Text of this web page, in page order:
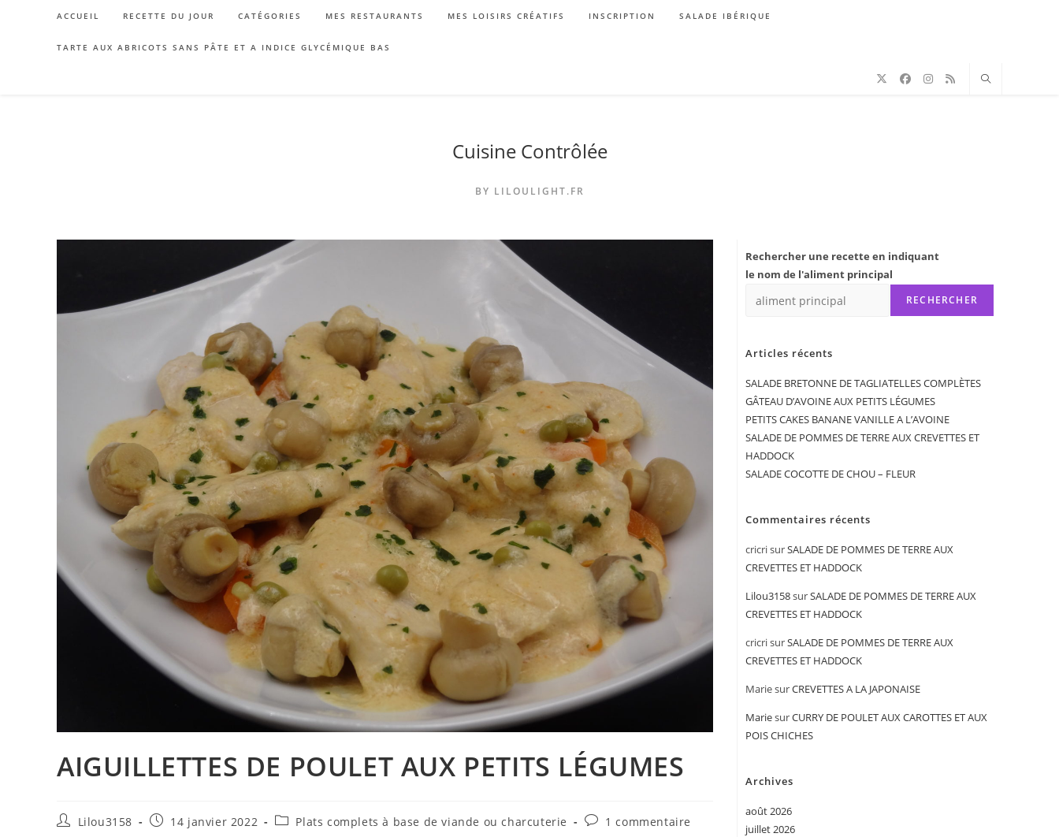
ACCUEIL RECETTE DU JOUR CATÉGORIES MES RESTAURANTS MES LOISIRS CRÉATIFS INSCRIPTION SALADE IBÉRIQUE
TARTE AUX ABRICOTS SANS PÂTE ET A INDICE GLYCÉMIQUE BAS
Cuisine Contrôlée
BY LILOULIGHT.FR
AIGUILLETTES DE POULET AUX PETITS LÉGUMES
Auteur/autrice
Lilou3158
Publication
14 janvier 2022
PostPlats complets à base de viande ou charcuterie
Commentaires
1 commentaire
Rechercher une recette en indiquant
le nom de l'aliment principal
RECHERCHER
Articles récents
SALADE BRETONNE DE TAGLIATELLES COMPLÈTES
GÂTEAU D’AVOINE AUX PETITS LÉGUMES
PETITS CAKES BANANE VANILLE A L’AVOINE
SALADE DE POMMES DE TERRE AUX CREVETTES ET
HADDOCK
SALADE COCOTTE DE CHOU – FLEUR
Commentaires récents
cricrisurSALADE DE POMMES DE TERRE AUX
CREVETTES ET HADDOCK
Lilou3158surSALADE DE POMMES DE TERRE AUX
CREVETTES ET HADDOCK
cricrisurSALADE DE POMMES DE TERRE AUX
CREVETTES ET HADDOCK
MariesurCREVETTES A LA JAPONAISE
MariesurCURRY DE POULET AUX CAROTTES ET AUX
POIS CHICHES
Archives
août 2026
juillet 2026